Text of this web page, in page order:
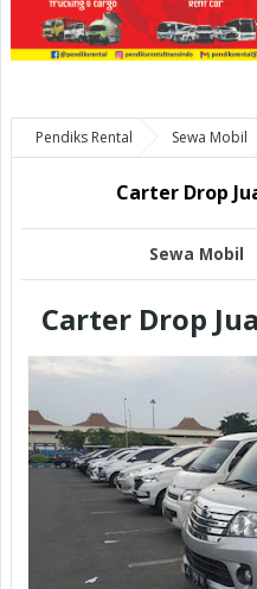
Pendiks Rental Sewa Mobil
Juanda Batu Murah
Carter Drop
Sewa Mobil
Carter Drop